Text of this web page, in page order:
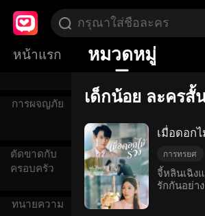
หน้าแรก หมวดหมู่
ปลอม
ความรักกับ
การผจญภัย
ตัดขาดกับ
ครอบครัว
ทนายความ
เด็กน้อย ละครสั้
เมื่อดอกไ
การทรยศ
อกหัก
โรแมนติก
จี้หลินเฉิง
รักกันอย่า